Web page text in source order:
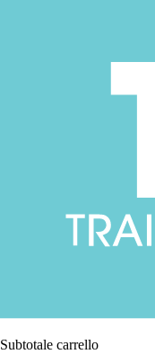
Subtotale carrello